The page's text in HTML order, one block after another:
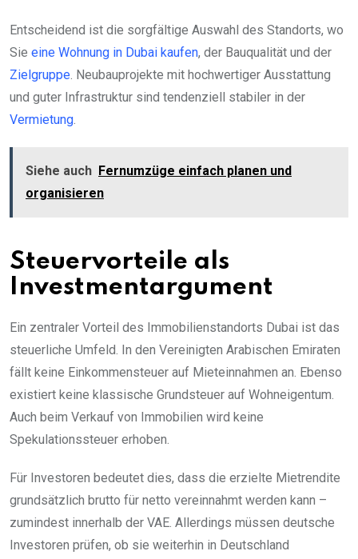
Entscheidend ist die sorgfältige Auswahl des Standorts, wo
Sie eine Wohnung in Dubai kaufen, der Bauqualität und der
Zielgruppe. Neubauprojekte mit hochwertiger Ausstattung
und guter Infrastruktur sind tendenziell stabiler in der
Vermietung.
Siehe auch Fernumzüge einfach planen und
organisieren
Steuervorteile als
Investmentargument
Ein zentraler Vorteil des Immobilienstandorts Dubai ist das
steuerliche Umfeld. In den Vereinigten Arabischen Emiraten
fällt keine Einkommensteuer auf Mieteinnahmen an. Ebenso
existiert keine klassische Grundsteuer auf Wohneigentum.
Auch beim Verkauf von Immobilien wird keine
Spekulationssteuer erhoben.
Für Investoren bedeutet dies, dass die erzielte Mietrendite
grundsätzlich brutto für netto vereinnahmt werden kann –
zumindest innerhalb der VAE. Allerdings müssen deutsche
Investoren prüfen, ob sie weiterhin in Deutschland